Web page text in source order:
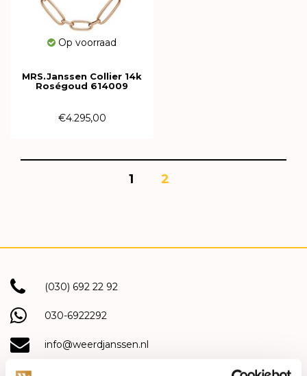
Op voorraad
MRS.Janssen Collier 14k
Roségoud 614009
€4.295,00
1 2
(030) 692 22 92
030-6922292
info@weerdjanssen.nl